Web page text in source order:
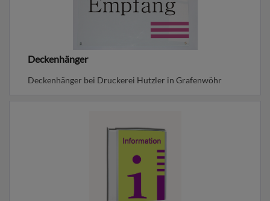
Deckenhänger
Deckenhänger bei Druckerei Hutzler in Grafenwöhr